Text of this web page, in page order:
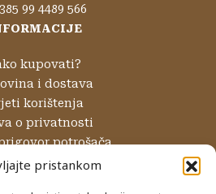
pristankom
99 4489 566
kupovati?
i dostava
korištenja
o privatnosti
potrošača
i povrati